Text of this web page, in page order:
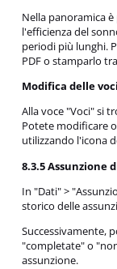
Nella panoramica
l'efficienza del
periodi più lunghi.
PDF o stamparlo
Modifica delle voci
Alla voce "Voci" si
Potete modificare
utilizzando l'icona
8.3.5 Assunzione
In "Dati" >
storico delle
Successivamente,
"completate" o
assunzione.